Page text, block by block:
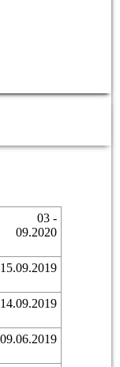
03 -
09.2020
15.09.2019
14.09.2019
09.06.2019